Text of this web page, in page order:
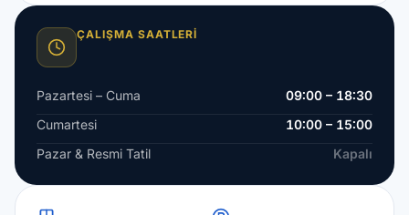
ÇALIŞMA SAATLERI
Pazartesi – Cuma
09:00 – 18:30
Cumartesi
10:00 – 15:00
Pazar & Resmi Tatil
Kapalı